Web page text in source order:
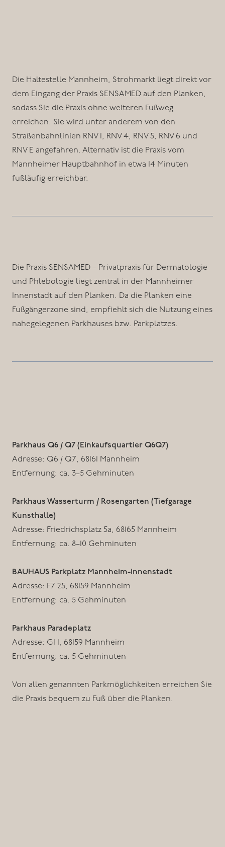
Die Haltestelle Mannheim, Strohmarkt liegt direkt vor
dem Eingang der Praxis SENSAMED auf den Planken,
sodass Sie die Praxis ohne weiteren Fußweg
erreichen. Sie wird unter anderem von den
Straßenbahnlinien RNV 1, RNV 4, RNV 5, RNV 6 und
RNV E angefahren. Alternativ ist die Praxis vom
Mannheimer Hauptbahnhof in etwa 14 Minuten
fußläufig erreichbar.
Die Praxis SENSAMED – Privatpraxis für Dermatologie
und Phlebologie liegt zentral in der Mannheimer
Innenstadt auf den Planken. Da die Planken eine
Fußgängerzone sind, empfiehlt sich die Nutzung eines
nahegelegenen Parkhauses bzw. Parkplatzes.
Parkhaus Q6 / Q7 (Einkaufsquartier Q6Q7)
Adresse: Q6 / Q7, 68161 Mannheim
Entfernung: ca. 3–5 Gehminuten
Parkhaus Wasserturm / Rosengarten (Tiefgarage
Kunsthalle)
Adresse: Friedrichsplatz 5a, 68165 Mannheim
Entfernung: ca. 8–10 Gehminuten
BAUHAUS Parkplatz Mannheim-Innenstadt
Adresse: F7 25, 68159 Mannheim
Entfernung: ca. 5 Gehminuten
Parkhaus Paradeplatz
Adresse: G1 1, 68159 Mannheim
Entfernung: ca. 5 Gehminuten
Von allen genannten Parkmöglichkeiten erreichen Sie
die Praxis bequem zu Fuß über die Planken.